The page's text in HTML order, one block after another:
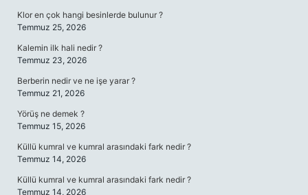
Klor en çok hangi besinlerde bulunur ?
Temmuz 25, 2026
Kalemin ilk hali nedir ?
Temmuz 23, 2026
Berberin nedir ve ne işe yarar ?
Temmuz 21, 2026
Yörüş ne demek ?
Temmuz 15, 2026
Küllü kumral ve kumral arasındaki fark nedir ?
Temmuz 14, 2026
Küllü kumral ve kumral arasındaki fark nedir ?
Temmuz 14, 2026